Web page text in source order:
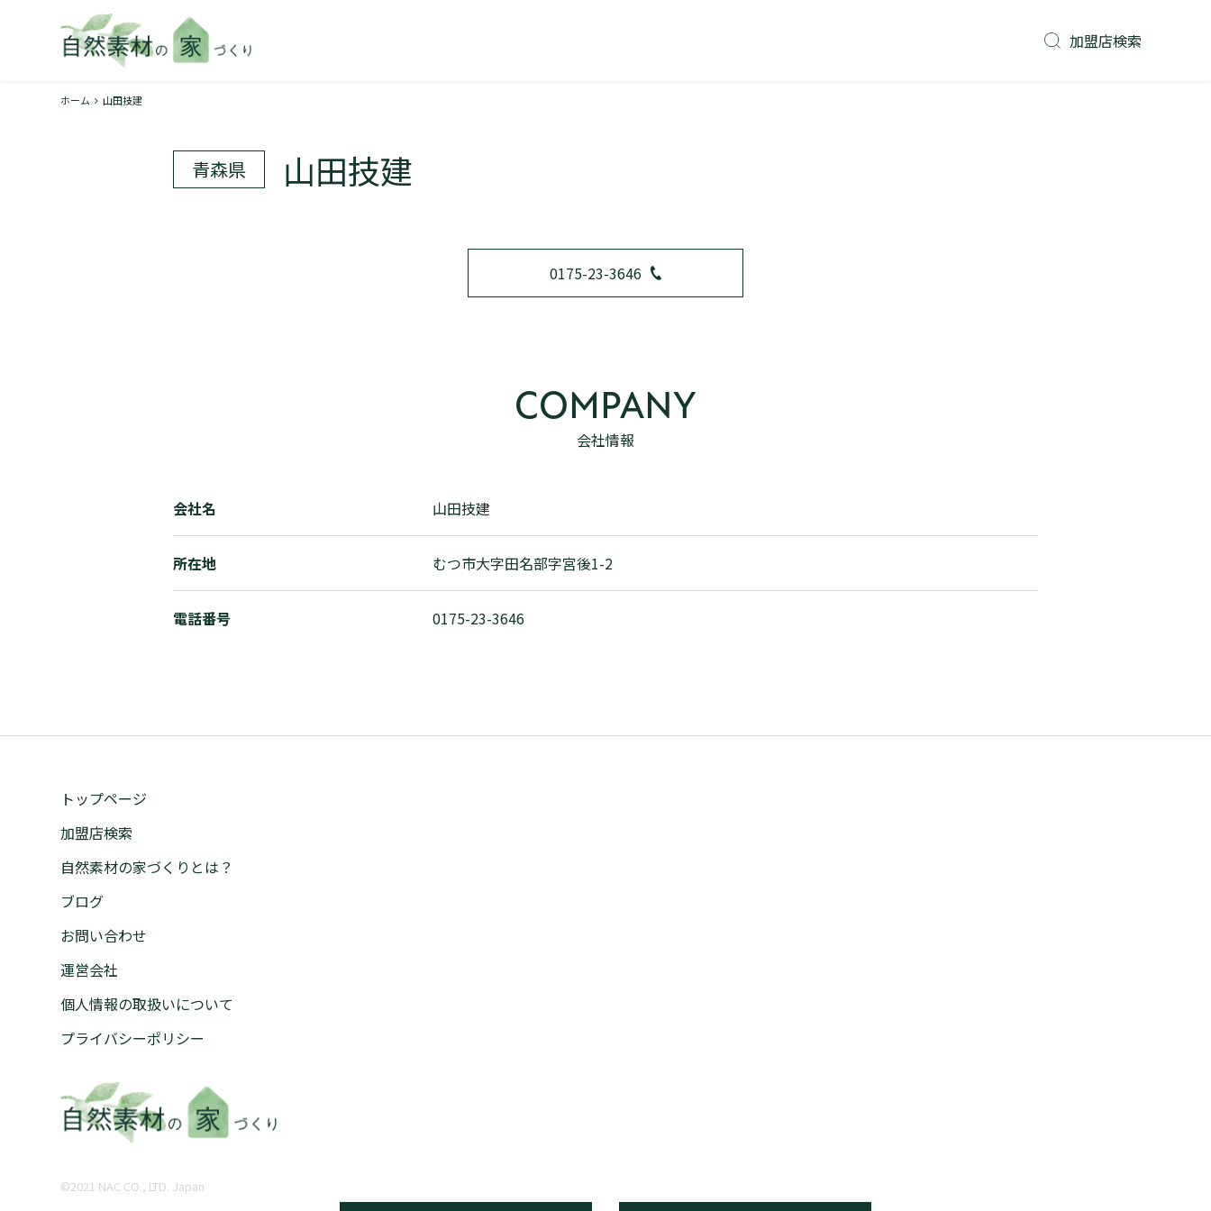
加盟店検索
ホーム 山田技建
青森県 山田技建
0175-23-3646
COMPANY
会社情報
会社名 山田技建
所在地 むつ市大字田名部字宮後1-2
電話番号 0175-23-3646
トップページ
加盟店検索
自然素材の家づくりとは？
ブログ
お問い合わせ
運営会社
個人情報の取扱いについて
プライバシーポリシー
©︎2021 NAC CO., LTD. Japan